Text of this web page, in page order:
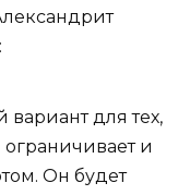
для тех,
и
Он будет